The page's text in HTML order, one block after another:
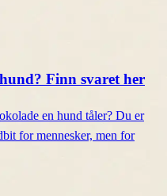
Finn svaret her
en hund tåler? Du er
for mennesker, men for